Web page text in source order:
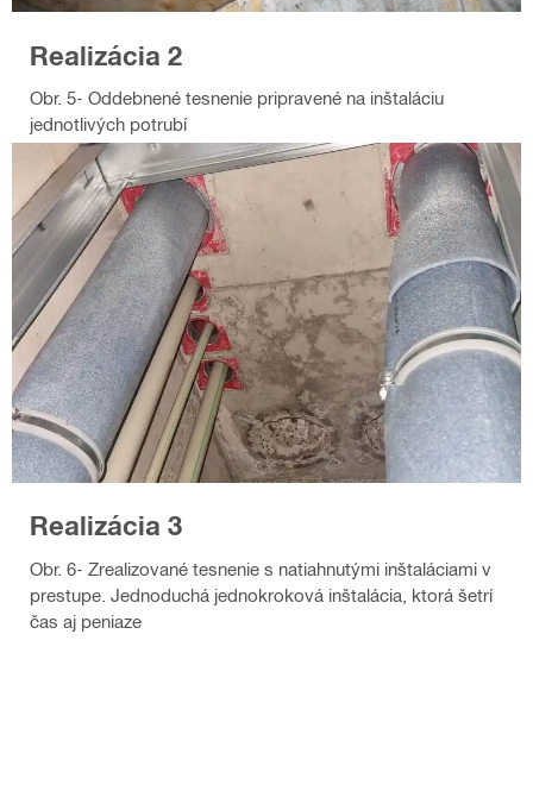
Realizácia 2
Obr. 5- Oddebnené tesnenie pripravené na inštaláciu
jednotlivých potrubí
Realizácia 3
Obr. 6- Zrealizované tesnenie s natiahnutými inštaláciami v
prestupe. Jednoduchá jednokroková inštalácia, ktorá šetrí
čas aj peniaze